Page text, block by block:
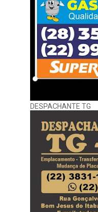
DESPACHANTE TG